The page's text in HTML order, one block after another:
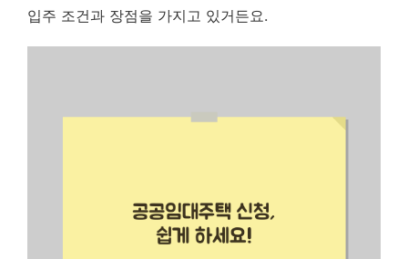
입주 조건과 장점을 가지고 있거든요.